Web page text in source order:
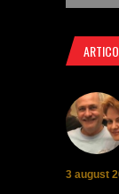
3 august